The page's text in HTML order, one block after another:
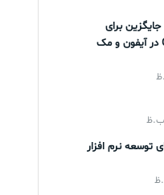
جایگزین برای
Google Authenticator در آیفون و مک
توسعه نرم افزار